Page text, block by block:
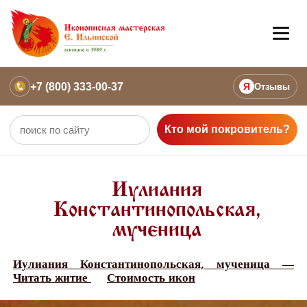
+7 (800) 333-00-37 Я Отзывы
Кто мой покровитель?
Иулиания
Константинопольская,
мученица
Иулиания Константинопольская, мученица —
Читать житие
Стоимость икон